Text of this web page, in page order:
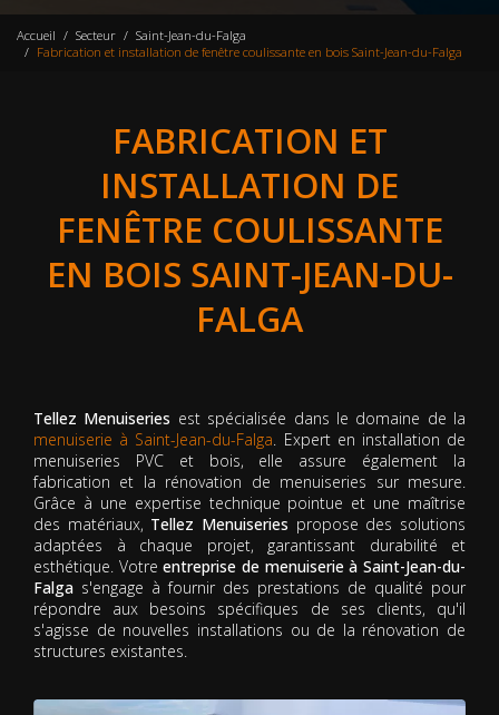
Accueil Secteur
Saint-Jean-du-Falga
Fabrication et installation de fenêtre coulissante en bois Saint-Jean-du-Falga
FABRICATION ET
INSTALLATION DE
FENÊTRE COULISSANTE
EN BOIS SAINT-JEAN-DU-
FALGA
Tellez Menuiseries est spécialisée dans le domaine de la
menuiserie à Saint-Jean-du-Falga. Expert en installation de
menuiseries PVC et bois, elle assure également la
fabrication et la rénovation de menuiseries sur mesure.
Grâce à une expertise technique pointue et une maîtrise
des matériaux, Tellez Menuiseries propose des solutions
adaptées à chaque projet, garantissant durabilité et
esthétique. Votreentreprise de menuiserie à Saint-Jean-du-
Falga s'engage à fournir des prestations de qualité pour
répondre aux besoins spécifiques de ses clients, qu'il
s'agisse de nouvelles installations ou de la rénovation de
structures existantes.